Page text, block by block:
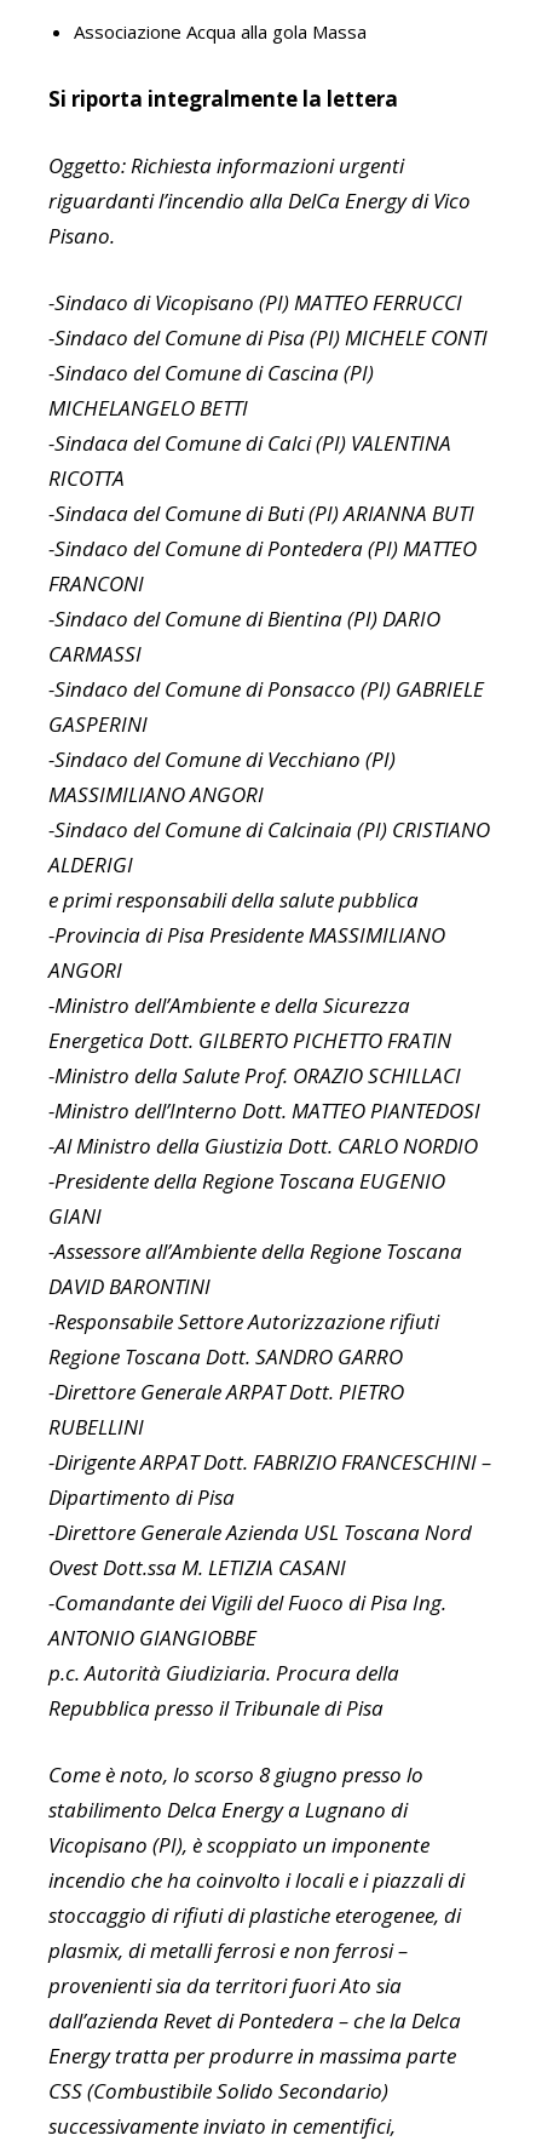
Associazione Acqua alla gola Massa
Si riporta integralmente la lettera
Oggetto: Richiesta informazioni urgenti
riguardanti l’incendio alla DelCa Energy di Vico
Pisano.
-Sindaco di Vicopisano (PI) MATTEO FERRUCCI
-Sindaco del Comune di Pisa (PI) MICHELE CONTI
-Sindaco del Comune di Cascina (PI)
MICHELANGELO BETTI
-Sindaca del Comune di Calci (PI) VALENTINA
RICOTTA
-Sindaca del Comune di Buti (PI) ARIANNA BUTI
-Sindaco del Comune di Pontedera (PI) MATTEO
FRANCONI
-Sindaco del Comune di Bientina (PI) DARIO
CARMASSI
-Sindaco del Comune di Ponsacco (PI) GABRIELE
GASPERINI
-Sindaco del Comune di Vecchiano (PI)
MASSIMILIANO ANGORI
-Sindaco del Comune di Calcinaia (PI) CRISTIANO
ALDERIGI
e primi responsabili della salute pubblica
-Provincia di Pisa Presidente MASSIMILIANO
ANGORI
-Ministro dell’Ambiente e della Sicurezza
Energetica Dott. GILBERTO PICHETTO FRATIN
-Ministro della Salute Prof. ORAZIO SCHILLACI
-Ministro dell’Interno Dott. MATTEO PIANTEDOSI
-Al Ministro della Giustizia Dott. CARLO NORDIO
-Presidente della Regione Toscana EUGENIO
GIANI
-Assessore all’Ambiente della Regione Toscana
DAVID BARONTINI
-Responsabile Settore Autorizzazione rifiuti
Regione Toscana Dott. SANDRO GARRO
-Direttore Generale ARPAT Dott. PIETRO
RUBELLINI
-Dirigente ARPAT Dott. FABRIZIO FRANCESCHINI –
Dipartimento di Pisa
-Direttore Generale Azienda USL Toscana Nord
Ovest Dott.ssa M. LETIZIA CASANI
-Comandante dei Vigili del Fuoco di Pisa Ing.
ANTONIO GIANGIOBBE
p.c. Autorità Giudiziaria. Procura della
Repubblica presso il Tribunale di Pisa
Come è noto, lo scorso 8 giugno presso lo
stabilimento Delca Energy a Lugnano di
Vicopisano (PI), è scoppiato un imponente
incendio che ha coinvolto i locali e i piazzali di
stoccaggio di rifiuti di plastiche eterogenee, di
plasmix, di metalli ferrosi e non ferrosi –
provenienti sia da territori fuori Ato sia
dall’azienda Revet di Pontedera – che la Delca
Energy tratta per produrre in massima parte
CSS (Combustibile Solido Secondario)
successivamente inviato in cementifici,